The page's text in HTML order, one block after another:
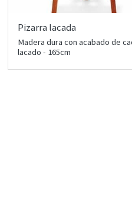
Pizarra lacada
Madera dura con acabado de
lacado - 165cm